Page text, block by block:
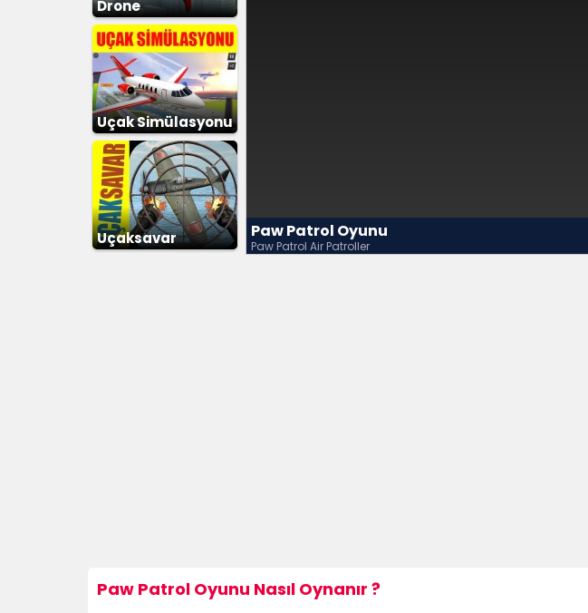
Drone
Uçak Simülasyonu
Uçaksavar Paw Patrol Oyunu
Paw Patrol Air Patroller
Paw Patrol Oyunu Nasıl Oynanır ?